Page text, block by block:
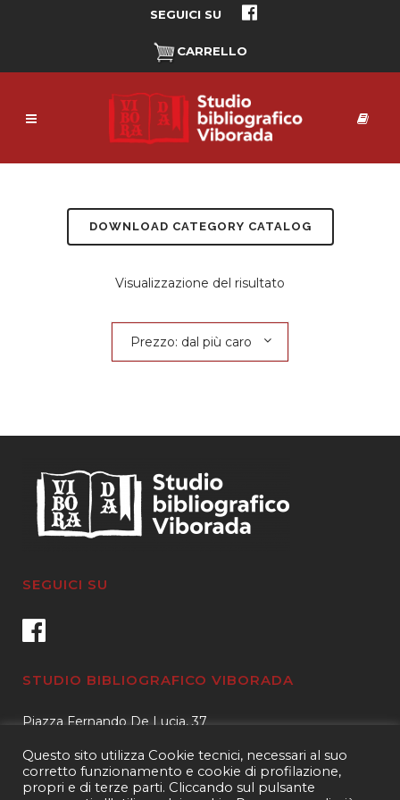
SEGUICI SU
CARRELLO
DOWNLOAD CATEGORY CATALOG
Visualizzazione del risultato
Prezzo: dal più caro
SEGUICI SU
STUDIO BIBLIOGRAFICO VIBORADA
Piazza Fernando De Lucia, 37
Tel.3400596959 – 3404632889
email.info@viborada.it
Questo sito utilizza Cookie tecnici, necessari al suo
corretto funzionamento e cookie di profilazione,
propri e di terze parti. Cliccando sul pulsante